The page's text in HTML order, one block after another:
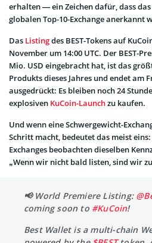
erhalten — ein Zeichen dafür, dass
globalen Top-10-Exchange anerkannt
Das Listingdes BEST-Tokens auf
November um 14:00 UTC. Der BEST-
Mio. USD eingebracht hat, ist das
Produkts dieses Jahres und endet am
ausgedrückt: Es bleiben noch 24
explosiven KuCoin-Launchzu kaufen.
Und wenn eine Schwergewicht-
Schritt macht, bedeutet das meist
Exchanges beobachten dieselben
„Wenn wir nicht bald listen, sind wir
📢 World Premiere Listing:
coming soon to #KuCoin!
Best Wallet is a multi-chain